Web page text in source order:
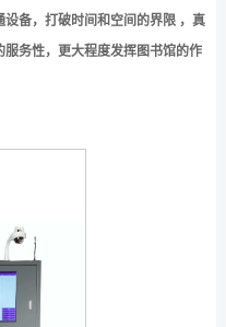
备，打破时间和空间的界限 ，真
务性，更大程度发挥图书馆的作